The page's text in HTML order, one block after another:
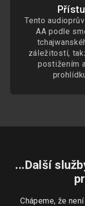
Tento
AA podle
záležitostí,
postižením
...Další
Chápeme, že